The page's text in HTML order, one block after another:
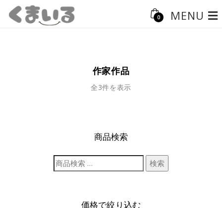
MENU
0
作家作品
全3件を表示
商品検索
検索
価格で絞り込む